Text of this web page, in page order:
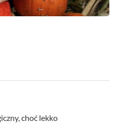
choć lekko